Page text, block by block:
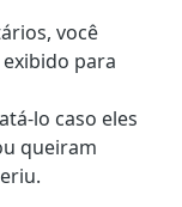
você
para
lo caso eles
queiram